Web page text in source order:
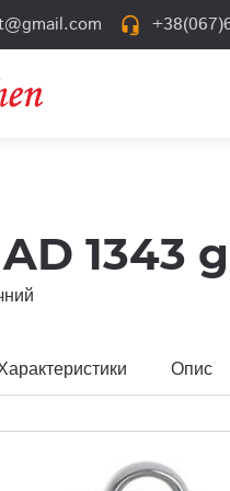
headset_mic
1343
Опис